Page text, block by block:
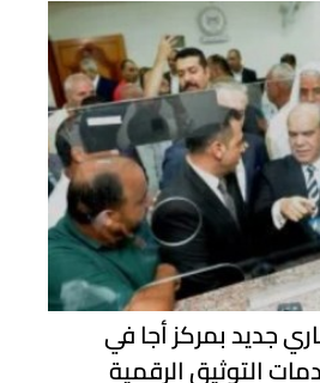
جديد بمركز أجا في
التوثيق الرقمية